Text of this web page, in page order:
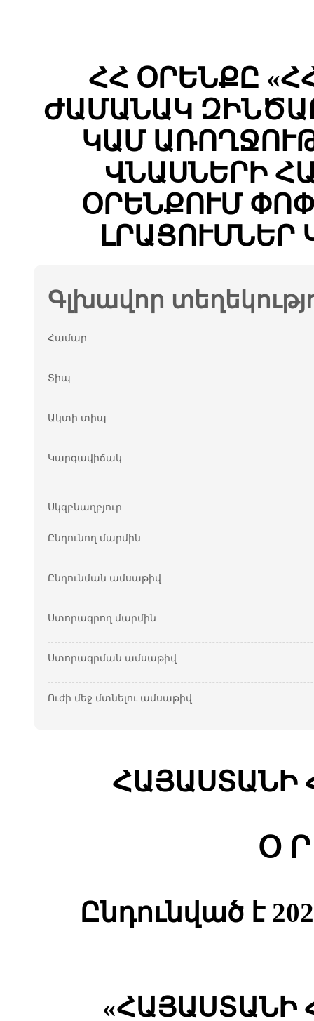
ՀՀ ՕՐԵՆՔԸ
ԺԱՄԱՆԱԿ
ԿԱՄ
ՎՆԱՍՆԵՐԻ
ՕՐԵՆՔՈՒՄ
ԼՐԱՑՈՒՄՆԵՐ
Գլխավոր
Համար
Տիպ
Ակտի տիպ
Կարգավիճակ
Սկզբնաղբյուր
Ընդունող մարմին
Ընդունման ամսաթիվ
Ստորագրող մարմին
Ստորագրման ամսաթիվ
Ուժի մեջ մտնելու ամսաթիվ
ՀԱՅԱՍՏԱՆԻ
Օ
Ընդունված է
«ՀԱՅԱՍՏԱՆԻ